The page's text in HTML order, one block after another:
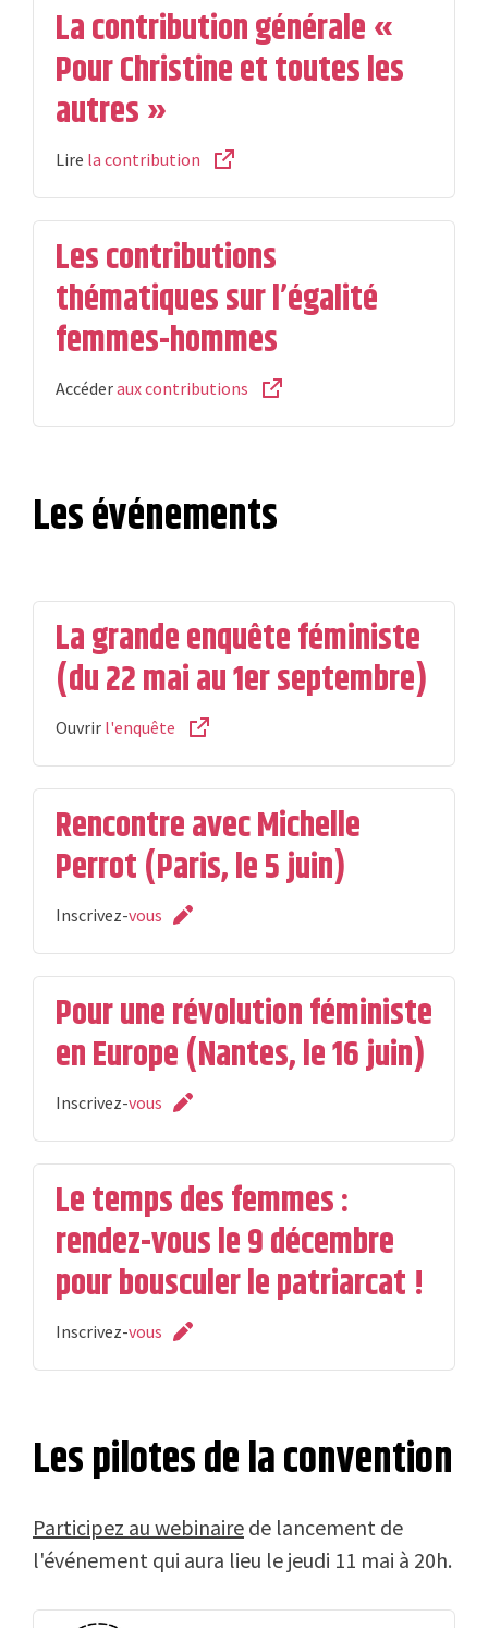
La contribution générale «
Pour Christine et toutes les
autres »
Lire la contribution
Les contributions
thématiques sur l’égalité
femmes-hommes
Accéderaux contributions
Les événements
La grande enquête féministe
(du 22 mai au 1er septembre)
Ouvrir l'enquête
Rencontre avec Michelle
Perrot (Paris, le 5 juin)
Inscrivez-vous
Pour une révolution féministe
en Europe (Nantes, le 16 juin)
Inscrivez-vous
Le temps des femmes :
rendez-vous le 9 décembre
pour bousculer le patriarcat !
Inscrivez-vous
Les pilotes de la convention
Participez au webinaire de lancement de
l'événement qui aura lieu le jeudi 11 mai à 20h.